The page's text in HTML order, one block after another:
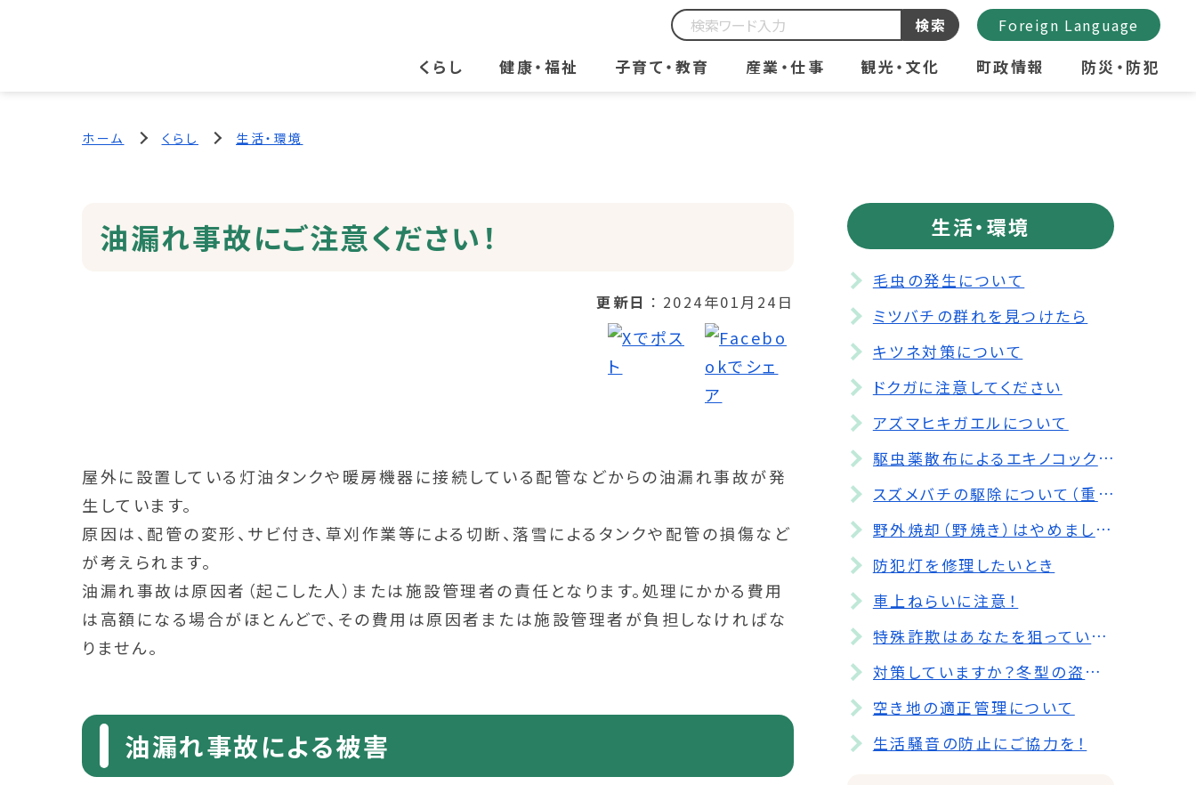
くらし 健康・福祉 子育て・教育 産業・仕事 観光・文化 町政情報 防災・防犯
検索 Foreign Language
ホーム くらし 生活・環境
油漏れ事故にご注意ください！
更新日 2024年01月24日
屋外に設置している灯油タンクや暖房機器に接続している配管などからの油漏れ事故が発
生しています。
原因は、配管の変形、サビ付き、草刈作業等による切断、落雪によるタンクや配管の損傷など
が考えられます。
油漏れ事故は原因者（起こした人）または施設管理者の責任となります。処理にかかる費用
は高額になる場合がほとんどで、その費用は原因者または施設管理者が負担しなければな
りません。
油漏れ事故による被害
生活・環境
毛虫の発生について
ミツバチの群れを見つけたら
キツネ対策について
ドクガに注意してください
アズマヒキガエルについて
駆虫薬散布によるエキノコックス対策について
スズメバチの駆除について（重要）
野外焼却（野焼き）はやめましょう
防犯灯を修理したいとき
車上ねらいに注意！
特殊詐欺はあなたを狙っている！
対策していますか？冬型の盗難！！
空き地の適正管理について
生活騒音の防止にご協力を！